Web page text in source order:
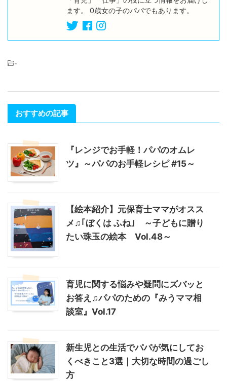
ます。 0歳女の子のパパでもあります。
-
おすすめの記事
『レンジでお手軽！パパのオムレ
ツ』～パパのお手軽レシピ #15～
【絵本紹介】元保育士ママがオスス
メ♫｢ぼくは ふね｣ ～子どもに贈り
たい珠玉の絵本 Vol.48～
育児に関する悩みや疑問にズバッと
お答え♫パパのための『みうママ相
談室』Vol.17
新生児との生活でパパが気にしてお
くべきこと3選｜大切な時間の過ごし
方